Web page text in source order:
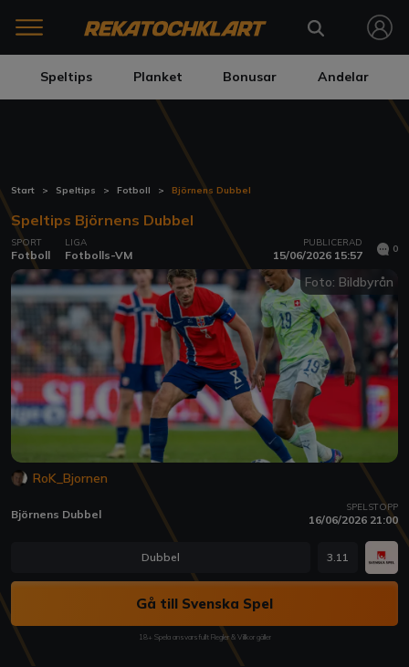
Speltips Planket Bonusar Andelar
Start Speltips Fotboll Björnens Dubbel
Speltips Björnens Dubbel
SPORT
Fotboll
LIGA
Fotbolls-VM
PUBLICERAD
15/06/2026 15:57 0
Foto: Bildbyrån
RoK_Bjornen
Björnens Dubbel SPELSTOPP
16/06/2026 21:00
Dubbel 3.11
Gå till Svenska Spel
18+ Spela ansvarsfullt Regler & Villkor gäller